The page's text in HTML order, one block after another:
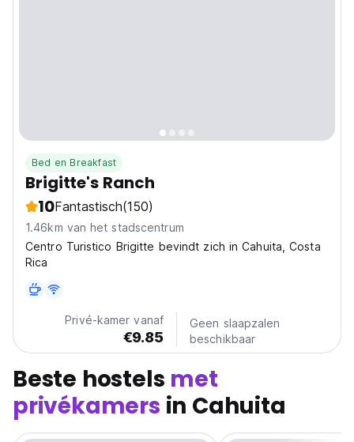
Bed en Breakfast
Brigitte's Ranch
10Fantastisch(150)
1.46km van het stadscentrum
Centro Turistico Brigitte bevindt zich in Cahuita, Costa
Rica
Privé-kamer vanaf
€9.85
Geen slaapzalen
beschikbaar
Beste hostels met
privékamers in Cahuita